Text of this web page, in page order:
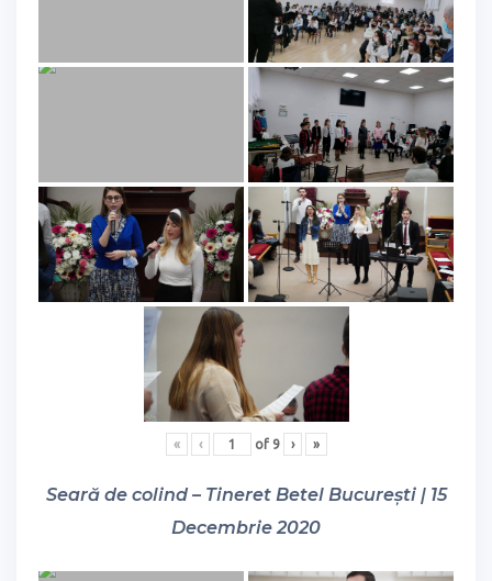
« ‹ of 9 › »
Seară de colind – Tineret Betel București | 15
Decembrie 2020